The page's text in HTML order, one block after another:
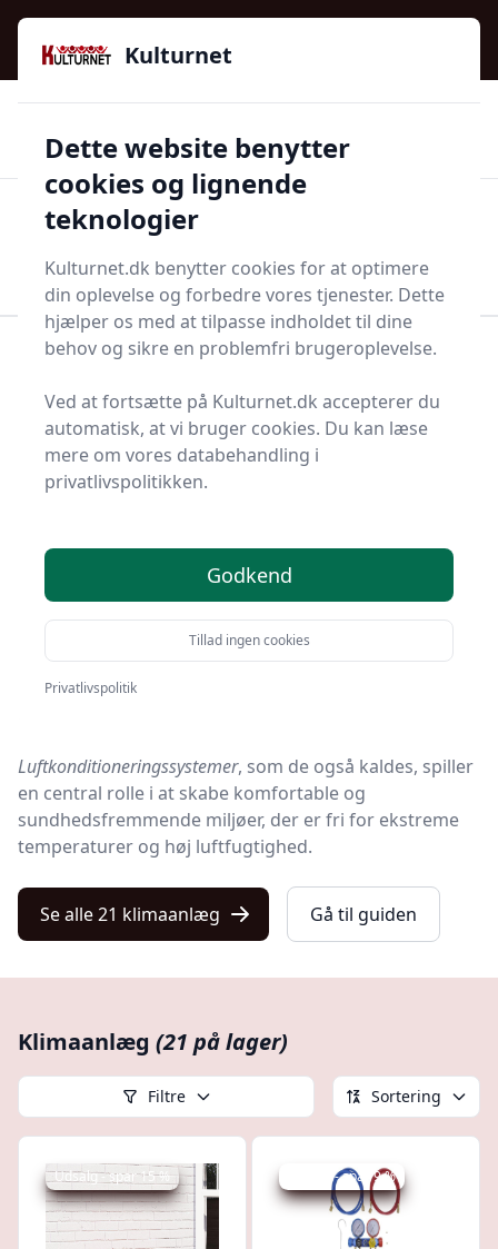
Kulturnet - Alt Det Gode I Livet | Din Kulturguide Siden
2016
97 kategorier 👍Kun godkendte butikker
Start søgning
Bolig og indretning
Klimaanlæg - 21 på
lager
Velkommen tildenne omfattende guidetil klimaanlæg,
hvor vi dykker ned i de mange facetter af disse
essentielle enheder.
Klimakontrollen har gennem årene udviklet sig fra at
være et simpelt luksuselement til en uundværlig
Luftkonditioneringssystemer, som de også kaldes, spiller
en central rolle i at skabe komfortable og
sundhedsfremmende miljøer, der er fri for ekstreme
temperaturer og høj luftfugtighed.
Se alle 21 klimaanlæg Gå til guiden
Klimaanlæg (21 på lager)
Filtre Sortering
Udsalg - spar 15 % Udsalg - spar 9 %
Kulturnet
Dette website benytter
cookies og lignende
teknologier
Kulturnet.dk benytter cookies for at optimere
din oplevelse og forbedre vores tjenester. Dette
hjælper os med at tilpasse indholdet til dine
behov og sikre en problemfri brugeroplevelse.
Ved at fortsætte på Kulturnet.dk accepterer du
automatisk, at vi bruger cookies. Du kan læse
mere om vores databehandling i
privatlivspolitikken.
Godkend
Tillad ingen cookies
Privatlivspolitik